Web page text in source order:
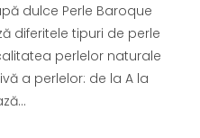
dulce Perle Baroque
diferitele tipuri de perle
perlelor naturale
a perlelor: de la A la